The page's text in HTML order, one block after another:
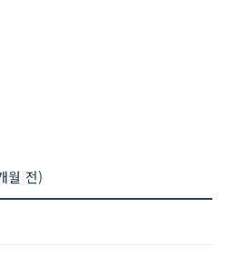
월 전)